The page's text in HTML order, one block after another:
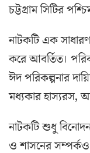
চট্টগ্রাম সিটির
নাটকটি এক
করে আবর্তিত।
ঈদ পরিকল্পনার
মধ্যকার হাস্যরস,
নাটকটি শুধু
ও শাসনের সম্পর্কও